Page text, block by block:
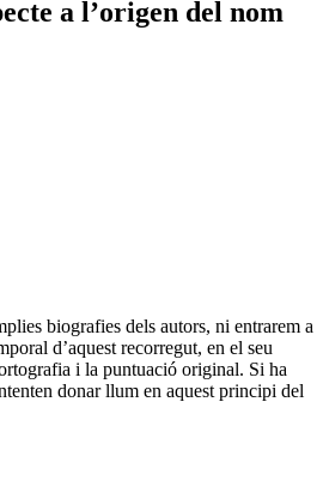
a l’origen del nom
biografies dels autors, ni entrarem a
d’aquest recorregut, en el seu
i la puntuació original. Si ha
donar llum en aquest principi del